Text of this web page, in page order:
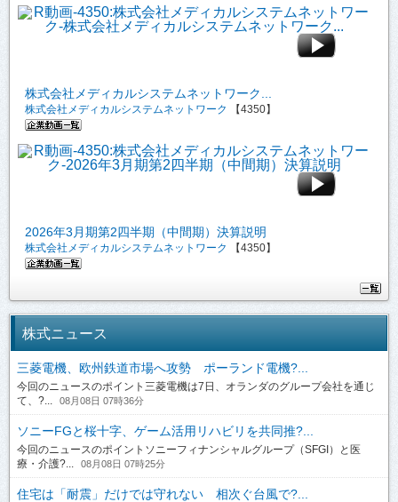
株式会社メディカルシステムネットワーク...
株式会社メディカルシステムネットワーク 【4350】
2026年3月期第2四半期（中間期）決算説明
株式会社メディカルシステムネットワーク 【4350】
株式ニュース
三菱電機、欧州鉄道市場へ攻勢 ポーランド電機?...
今回のニュースのポイント三菱電機は7日、オランダのグループ会社を通じ
て、?...
08月08日 07時36分
ソニーFGと桜十字、ゲーム活用リハビリを共同推?...
今回のニュースのポイントソニーフィナンシャルグループ（SFGI）と医
療・介護?...
08月08日 07時25分
住宅は「耐震」だけでは守れない 相次ぐ台風で?...